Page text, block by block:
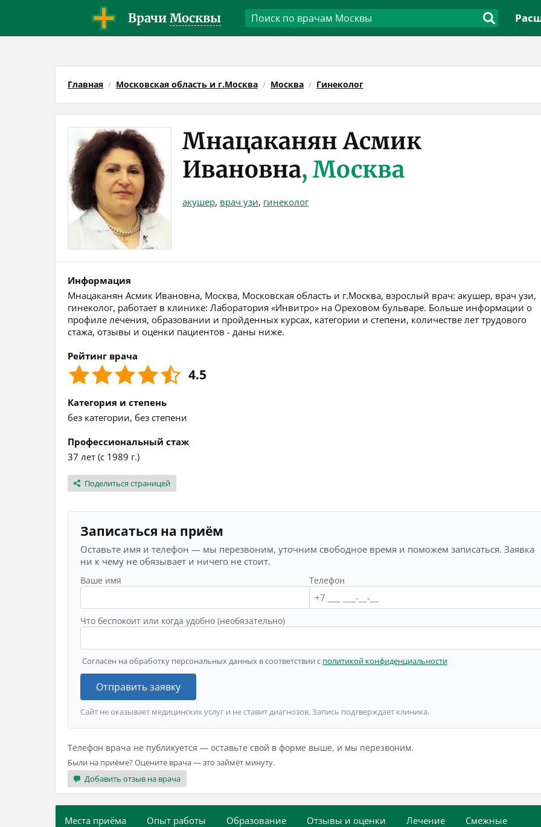
Врачи Москвы
Главная Московская область и г.Москва Москва Гинеколог
Мнацаканян Асмик
Ивановна, Москва
акушер, врач узи, гинеколог
Информация
Мнацаканян Асмик Ивановна, Москва, Московская область и г.Москва, взрослый врач: акушер, врач узи,
гинеколог, работает в клинике: Лаборатория «Инвитро» на Ореховом бульваре. Больше информации о
профиле лечения, образовании и пройденных курсах, категории и степени, количестве лет трудового
стажа, отзывы и оценки пациентов - даны ниже.
Рейтинг врача
4.5
Категория и степень
без категории, без степени
Профессиональный стаж
37 лет (с 1989 г.)
Поделиться страницей
Записаться на приём
Оставьте имя и телефон — мы перезвоним, уточним свободное время и поможем записаться. Заявка
ни к чему не обязывает и ничего не стоит.
Ваше имя Телефон
Что беспокоит или когда удобно (необязательно)
Согласен на обработку персональных данных в соответствии с политикой конфиденциальности
Отправить заявку
Сайт не оказывает медицинских услуг и не ставит диагнозов. Запись подтверждает клиника.
Телефон врача не публикуется — оставьте свой в форме выше, и мы перезвоним.
Были на приёме? Оцените врача — это займёт минуту.
Добавить отзыв на врача
Места приёма Опыт работы Образование Отзывы и оценки Лечение Смежные